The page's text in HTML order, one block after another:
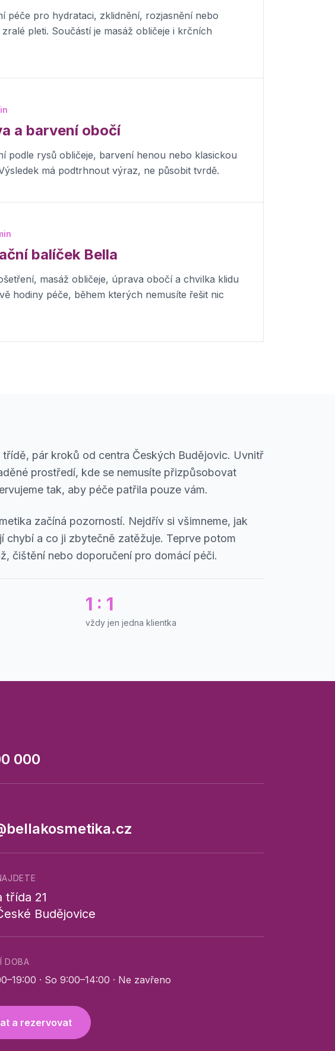
péče pro hydrataci, zklidnění, rozjasnění nebo
pleti. Součástí je masáž obličeje i krčních
a barvení obočí
podle rysů obličeje, barvení henou nebo klasickou
má podtrhnout výraz, ne působit tvrdě.
balíček Bella
masáž obličeje, úprava obočí a chvilka klidu
hodiny péče, během kterých nemusíte řešit nic
třídě, pár kroků od centra Českých Budějovic. Uvnitř
prostředí, kde se nemusíte přizpůsobovat
tak, aby péče patřila pouze vám.
začíná pozorností. Nejdřív si všimneme, jak
chybí a co ji zbytečně zatěžuje. Teprve potom
čištění nebo doporučení pro domácí péči.
1 : 1
vždy jen jedna klientka
000
třída 21
Budějovice
DOBA
· So 9:00–14:00 · Ne zavřeno
a rezervovat